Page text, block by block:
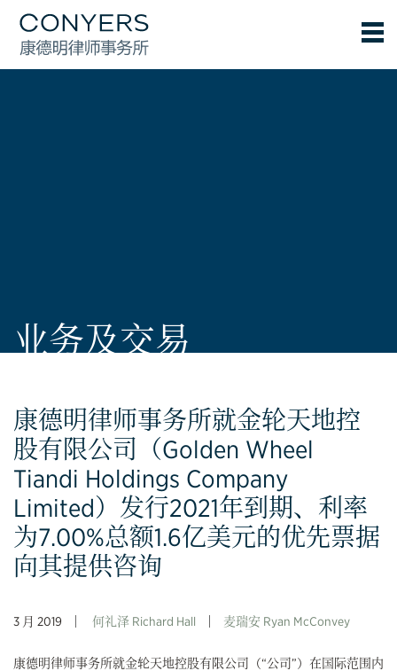
业务及交易
康德明律师事务所就金轮天地控
股有限公司（Golden Wheel
Tiandi Holdings Company
Limited）发行2021年到期、利率
为7.00%总额1.6亿美元的优先票据
向其提供咨询
3 月 2019 何礼泽 Richard Hall 麦瑞安 Ryan McConvey
康德明律师事务所就金轮天地控股有限公司（“公司”）在国际范围内